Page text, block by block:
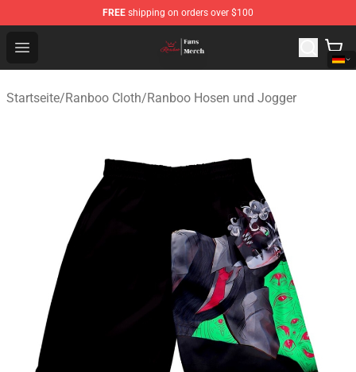
FREE shipping on orders over $100
Open menu
Ranboo Shop - Official Ranboo Merchandise Store
Startseite/Ranboo Cloth/Ranboo Hosen und Jogger